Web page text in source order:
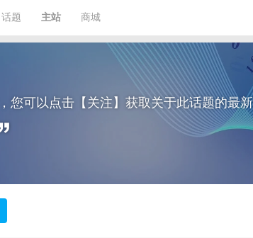
话题 主站 商城
您可以点击【关注】获取关于此话题的最